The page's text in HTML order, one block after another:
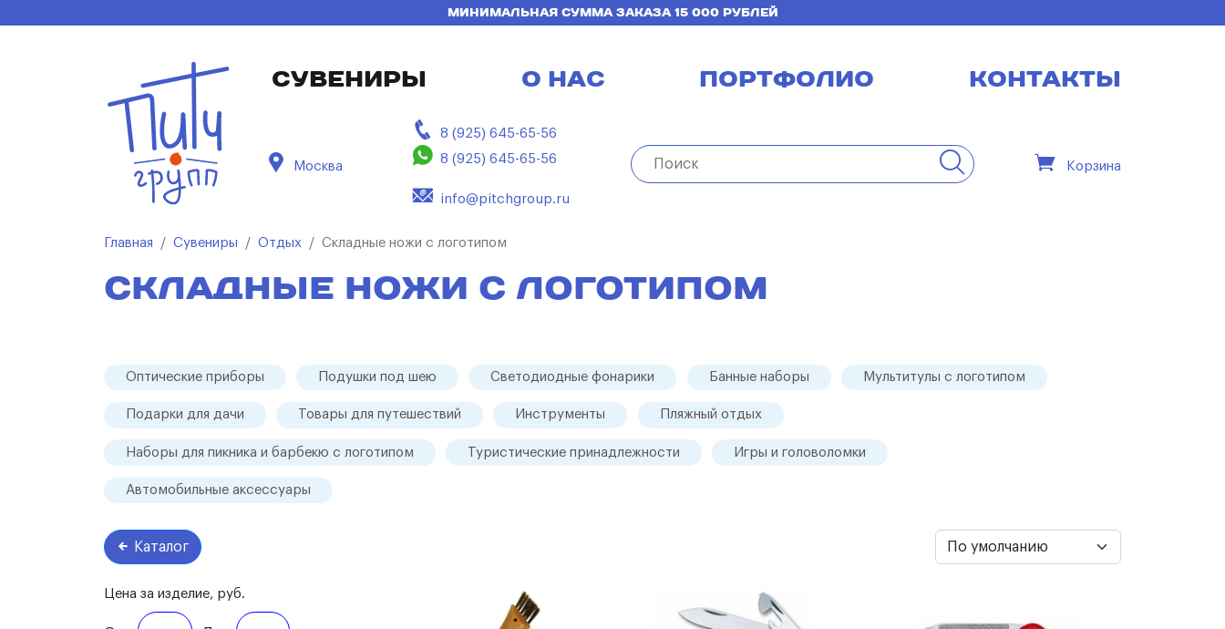
МИНИМАЛЬНАЯ СУММА ЗАКАЗА 15 000 РУБЛЕЙ
СУВЕНИРЫ О НАС ПОРТФОЛИО КОНТАКТЫ
Москва
8 (925) 645-65-56
8 (925) 645-65-56
info@pitchgroup.ru
Корзина
Главная Сувениры Отдых Складные ножи с логотипом
СКЛАДНЫЕ НОЖИ С ЛОГОТИПОМ
Оптические приборы Подушки под шею Светодиодные фонарики Банные наборы Мультитулы с логотипом
Подарки для дачи Товары для путешествий Инструменты Пляжный отдых
Наборы для пикника и барбекю с логотипом Туристические принадлежности Игры и головоломки
Автомобильные аксессуары
Каталог
Цена за изделие, руб.